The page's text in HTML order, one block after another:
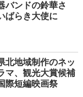
バンドの鈴華さ
ばらき大使に
北地域制作のネッ
マ、観光大賞候補
短編映画祭